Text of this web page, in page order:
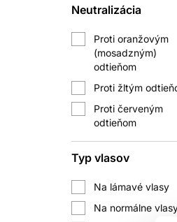
Slnko
Blond a
Neutralizácia
Proti oranžovým
(mosadzným)
odtieňom
Proti žltým
Proti červeným
odtieňom
Typ vlasov
Na lámavé vlasy
Na normálne